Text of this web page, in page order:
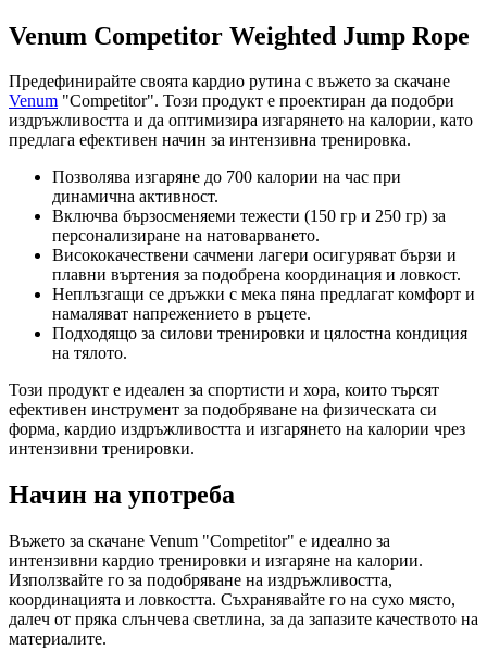
Venum Competitor Weighted Jump Rope
Предефинирайте своята кардио рутина с въжето за скачане
Venum "Competitor". Този продукт е проектиран да подобри
издръжливостта и да оптимизира изгарянето на калории, като
предлага ефективен начин за интензивна тренировка.
Позволява изгаряне до 700 калории на час при
динамична активност.
Включва бързосменяеми тежести (150 гр и 250 гр) за
персонализиране на натоварването.
Висококачествени сачмени лагери осигуряват бързи и
плавни въртения за подобрена координация и ловкост.
Неплъзгащи се дръжки с мека пяна предлагат комфорт и
намаляват напрежението в ръцете.
Подходящо за силови тренировки и цялостна кондиция
на тялото.
Този продукт е идеален за спортисти и хора, които търсят
ефективен инструмент за подобряване на физическата си
форма, кардио издръжливостта и изгарянето на калории чрез
интензивни тренировки.
Начин на употреба
Въжето за скачане Venum "Competitor" е идеално за
интензивни кардио тренировки и изгаряне на калории.
Използвайте го за подобряване на издръжливостта,
координацията и ловкостта. Съхранявайте го на сухо място,
далеч от пряка слънчева светлина, за да запазите качеството на
материалите.